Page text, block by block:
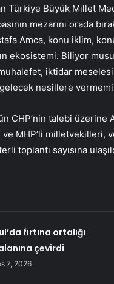
Türkiye Büyük Millet
mezarını orada
Amca, konu iklim,
ekosistemi. Biliyor
iktidar
nesillere
CHP’nin talebi üzerine
MHP’li milletvekilleri,
toplantı sayısına
fırtına ortalığı
çevirdi
7, 2026